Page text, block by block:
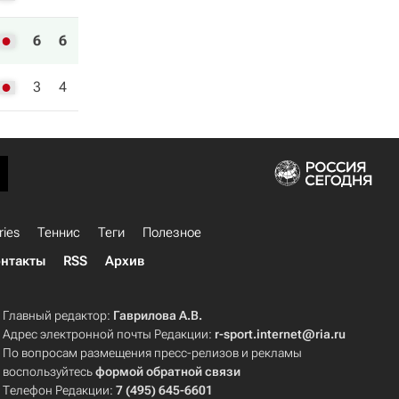
6 6
3 4
Теннис Теги
Полезное
RSS Архив
Главный редактор: Гаврилова А.В.
Адрес электронной почты Редакции: r-sport.internet@ria.ru
По вопросам размещения пресс-релизов и рекламы
воспользуйтесьформой обратной связи
Телефон Редакции:7 (495) 645-6601